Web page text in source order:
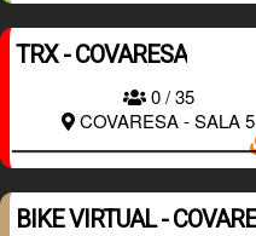
TRX - COVARESA
0 / 35
COVARESA - SALA 5
BIKE VIRTUAL -